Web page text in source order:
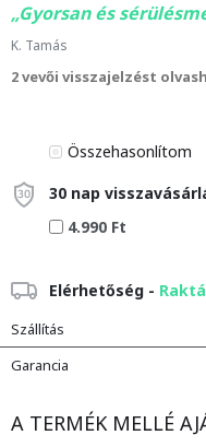
Gyorsan és
K. Tamás
2 vevői visszajelzést
Összehasonlítom
30 nap
4.990 Ft
Elérhetőség -
Szállítás
Garancia
A TERMÉK MELLÉ